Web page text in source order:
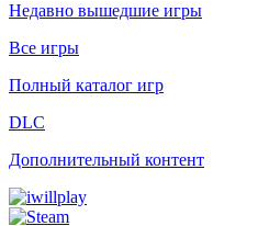
Недавно вышедшие игры
Все игры
Полный каталог игр
DLC
Дополнительный контент